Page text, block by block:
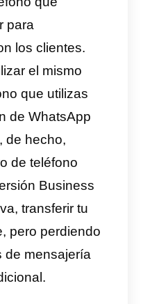
a plataformas
creadas
de las ventas o el
que permiten
y
la comunicación
de la